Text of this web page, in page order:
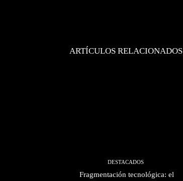
ARTÍCULOS RELACIONADOS
DESTACADOS
Fragmentación tecnológica: el